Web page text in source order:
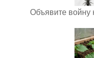
Объявите